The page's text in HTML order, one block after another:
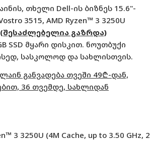
თხელი Dell-ის ბიზნეს 15.6"-
3515, AMD Ryzen™ 3 3250U
(შესაძლებელია გაზრდა)
SSD მყარი დისკით. ნოუთბუქი
სასკოლოდ და სახლისთვის.
განვადება თვეში 49₾-დან,
36 თვემდე, სახლიდან
3 3250U (4M Cache, up to 3.50 GHz, 2